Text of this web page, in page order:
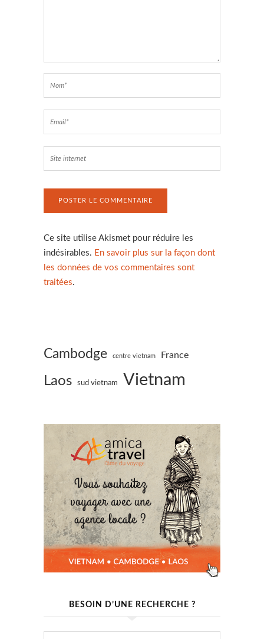
Ce site utilise Akismet pour réduire les
indésirables. En savoir plus sur la façon dont
les données de vos commentaires sont
traitées.
Cambodge centre vietnam France
Laos sud vietnam Vietnam
BESOIN D’UNE RECHERCHE ?